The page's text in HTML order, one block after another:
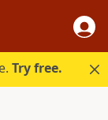
Try free.